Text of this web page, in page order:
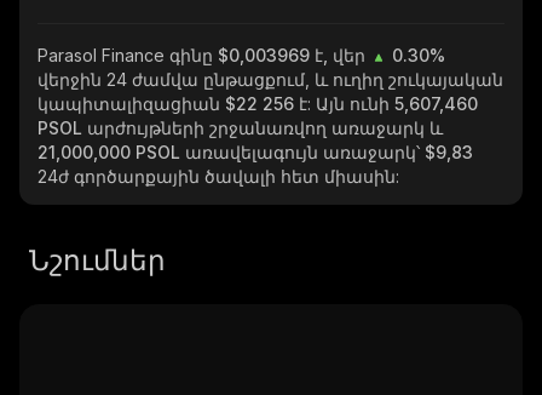
Parasol Finance գինը $0,003969 է, վեր
0.30%
վերջին 24 ժամվա ընթացքում, և ուղիղ շուկայական
կապիտալիզացիան $22 256 է: Այն ունի 5,607,460
PSOL արժույթների շրջանառվող առաջարկ և
21,000,000 PSOL առավելագույն առաջարկ՝ $9,83
24ժ գործարքային ծավալի հետ միասին:
Նշումներ